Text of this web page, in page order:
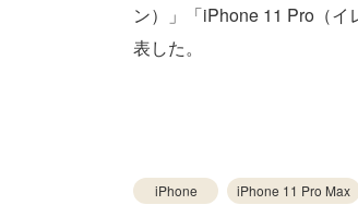
ン）」「iPhone 11 Pro（
表した。
iPhone iPhone 11 Pro Max